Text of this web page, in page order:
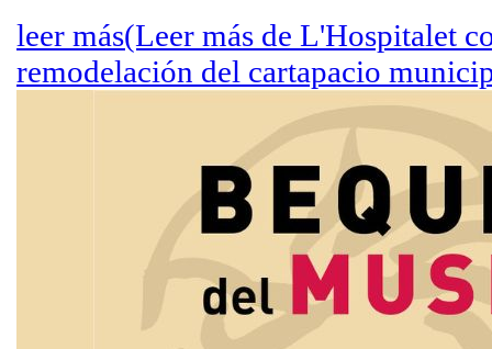
leer más(Leer más de L'Hospitalet
remodelación del cartapacio